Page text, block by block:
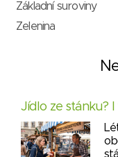
Základní suroviny
Zelenina
Jídlo ze stánku?